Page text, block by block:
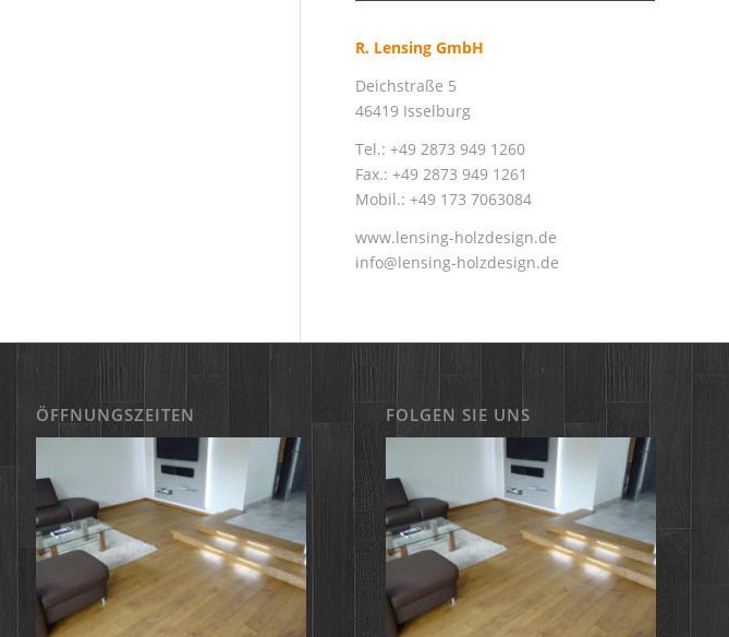
R. Lensing GmbH
Deichstraße 5
46419 Isselburg
Tel.: +49 2873 949 1260
Fax.: +49 2873 949 1261
Mobil.: +49 173 7063084
www.lensing-holzdesign.de
info@lensing-holzdesign.de
ÖFFNUNGSZEITEN FOLGEN SIE UNS